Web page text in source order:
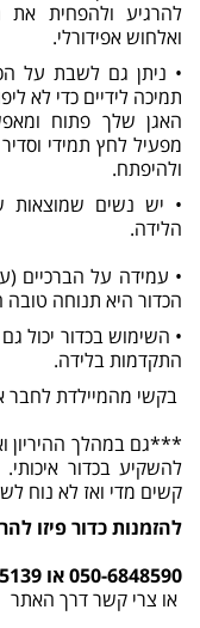
להרגיע ולהפחית את
ואלחוש אפידורלי.
• ניתן גם לשבת על
תמיכה לידיים כדי לא
האגן שלך פתוח
מפעיל לחץ תמידי
ולהיפתח.
• יש נשים שמוצאות
הלידה.
• עמידה על הברכיים
הכדור היא תנוחה
• השימוש בכדור יכול
התקדמות בלידה.
בקשי מהמיילדת לחבר
***גם במהלך ההיריון
להשקיע בכדור
קשים מדי ואז לא נוח
להזמנות כדור פיזו
050-6848590 או 08-9455139
או צרי קשר דרך האתר